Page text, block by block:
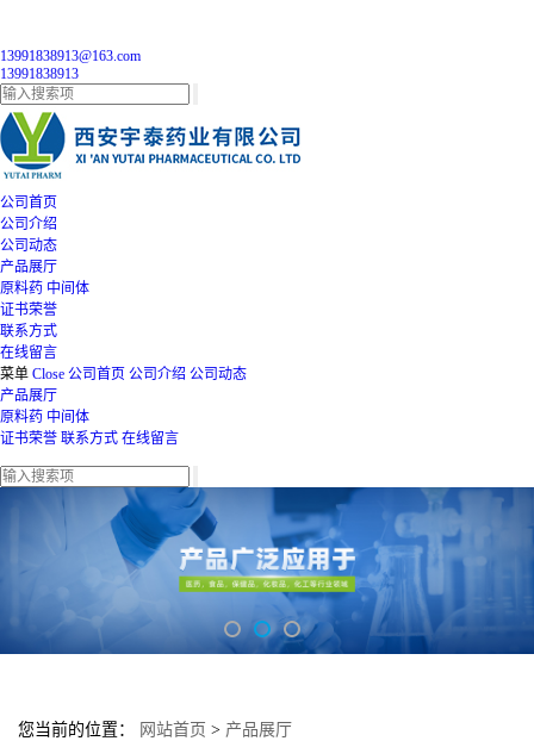
13991838913@163.com
13991838913
公司首页
公司介绍
公司动态
产品展厅
原料药 中间体
证书荣誉
联系方式
在线留言
菜单 Close 公司首页 公司介绍 公司动态
产品展厅
原料药 中间体
证书荣誉 联系方式 在线留言
您当前的位置： 网站首页 > 产品展厅